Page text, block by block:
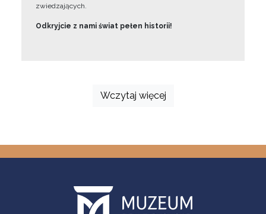
zwiedzających.
Odkryjcie z nami świat pełen historii!
Wczytaj więcej